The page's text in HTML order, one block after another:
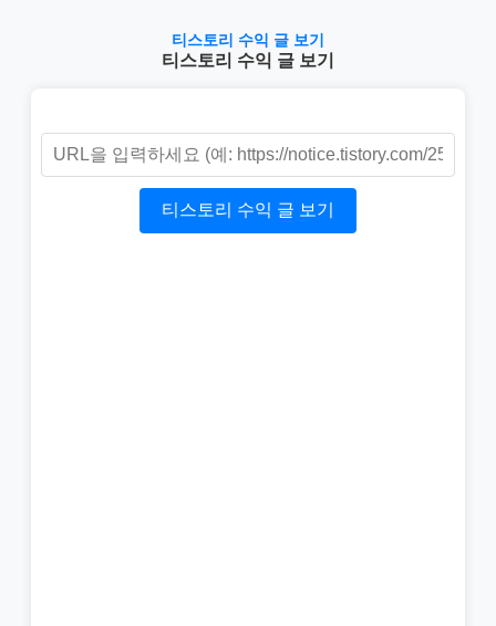
티스토리 수익 글 보기
티스토리 수익 글 보기
티스토리 수익 글 보기